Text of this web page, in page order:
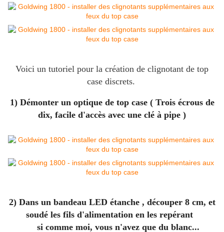
Voici un tutoriel pour la création de clignotant de top
case discrets.
1) Démonter un optique de top case ( Trois écrous de
dix, facile d'accès avec une clé à pipe )
2) Dans un bandeau LED étanche , découper 8 cm, et
soudé les fils d'alimentation en les repérant
si comme moi, vous n'avez que du blanc...